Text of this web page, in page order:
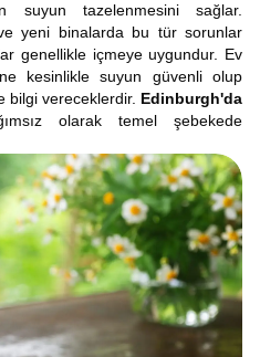
suyun tazelenmesini sağlar.
yeni binalarda bu tür sorunlar
genellikle içmeye uygundur. Ev
kesinlikle suyun güvenli olup
bilgi vereceklerdir. Edinburgh'da
olarak temel şebekede